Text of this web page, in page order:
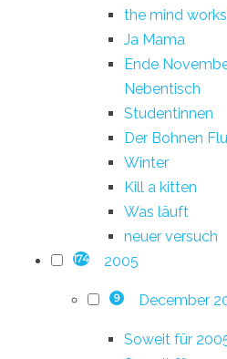
the mind
Ja Mama
Ende
Nebentisch
Studentinnen
Der Bohnen
Winter
Kill a kitten
Was läuft
neuer versuch
174 2005
9 December
Soweit für